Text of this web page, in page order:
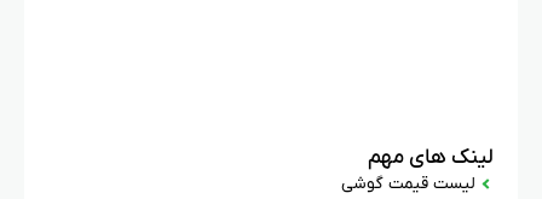
لینک های مهم
لیست قیمت گوشی